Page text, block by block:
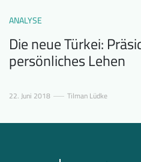
ANALYSE
Die neue Türkei:
persönliches Lehen
22. Juni 2018 Tilman Lüdke